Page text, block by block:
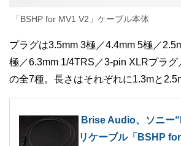
「BSHP for MV1 V2」ケーブル本体
プラグは3.5mm 3極／4.4mm 5極／
極／6.3mm 1/4TRS／3-pin XLRプラ
の全7種。長さはそれぞれに1.3mと
Brise Audio、ソニー
リケーブル「BSHP for